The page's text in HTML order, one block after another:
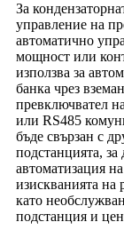
За
управление на
автоматично
мощност или
използва за
банка чрез
превключвател
или RS485
бъде свързан с
подстанцията,
автоматизация
изискванията на
като
подстанция и